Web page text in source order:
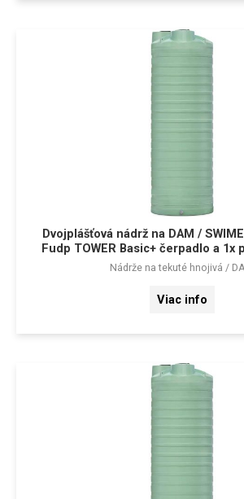
Dvojplášťová nádrž na DAM /
Fudp TOWER Basic+ čerpadlo a 1x
Nádrže na tekuté hnojivá /
Viac info